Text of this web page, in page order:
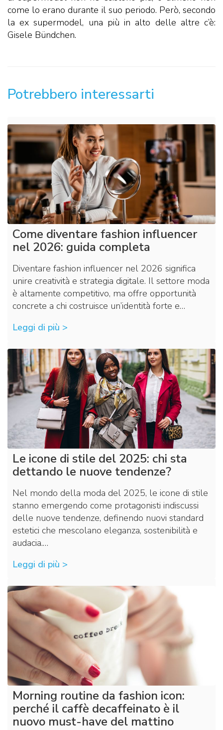
come lo erano durante il suo periodo. Però, secondo
la ex supermodel, una più in alto delle altre c’è:
Gisele Bündchen.
Potrebbero interessarti
Come diventare fashion influencer
nel 2026: guida completa
Diventare fashion influencer nel 2026 significa
unire creatività e strategia digitale. Il settore moda
è altamente competitivo, ma offre opportunità
concrete a chi costruisce un’identità forte e…
Leggi di più >
Le icone di stile del 2025: chi sta
dettando le nuove tendenze?
Nel mondo della moda del 2025, le icone di stile
stanno emergendo come protagonisti indiscussi
delle nuove tendenze, definendo nuovi standard
estetici che mescolano eleganza, sostenibilità e
audacia.…
Leggi di più >
Morning routine da fashion icon:
perché il caffè decaffeinato è il
nuovo must-have del mattino